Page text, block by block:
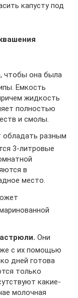
капусту под
чтобы она была
Емкость
жидкость
полностью
и смолы.
обладать разным
3-литровые
в
место.
Они
с их помощью
дней готова
только
какие-
молочная